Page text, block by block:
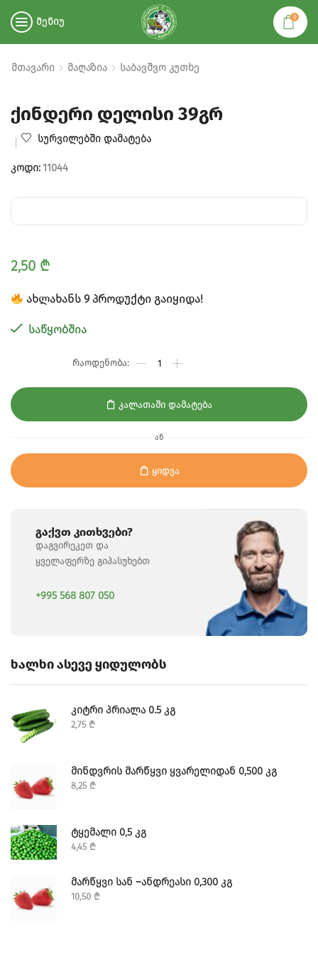
ᲛᲔᲜᲘᲣ 0
ᲛᲗᲐᲕᲐᲠᲘ ᲛᲐᲦᲐᲖᲘᲐ ᲡᲐᲑᲐᲕᲨᲕᲝ ᲙᲣᲗᲮᲔ
ქინდერი დელისი 39გრ
ᲡᲣᲠᲕᲘᲚᲔᲑᲨᲘ ᲓᲐᲛᲐᲢᲔᲑᲐ
ᲙᲝᲓᲘ:11044
2,50 ₾
ᲐᲮᲚᲐᲮᲐᲜᲡ 9 ᲞᲠᲝᲓᲣᲥᲢᲘ ᲒᲐᲘᲧᲘᲓᲐ!
ᲡᲐᲬᲧᲝᲑᲨᲘᲐ
Კალათაში Დამატება
ᲐᲜ
Ყიდვა
Გაქვთ Კითხვები?
ᲓᲐᲒᲕᲘᲠᲔᲙᲔᲗ ᲓᲐ
ᲧᲕᲔᲚᲐᲤᲔᲠᲖᲔ ᲒᲘᲞᲐᲡᲣᲮᲔᲑᲗ
+995 568 807 050
Ხალხი Ასევე Ყიდულობს
ᲙᲘᲢᲠᲘ ᲞᲠᲘᲐᲚᲐ 0.5 ᲙᲒ
2,75 ₾
ᲛᲘᲜᲓᲕᲠᲘᲡ ᲛᲐᲠᲬᲧᲕᲘ ᲧᲕᲐᲠᲔᲚᲘᲓᲐᲜ 0,500 ᲙᲒ
8,25 ₾
ᲢᲧᲔᲛᲐᲚᲘ 0,5 ᲙᲒ
4,45 ₾
ᲛᲐᲠᲬᲧᲕᲘ ᲡᲐᲜ –ᲐᲜᲓᲠᲔᲐᲡᲘ 0,300 ᲙᲒ
10,50 ₾